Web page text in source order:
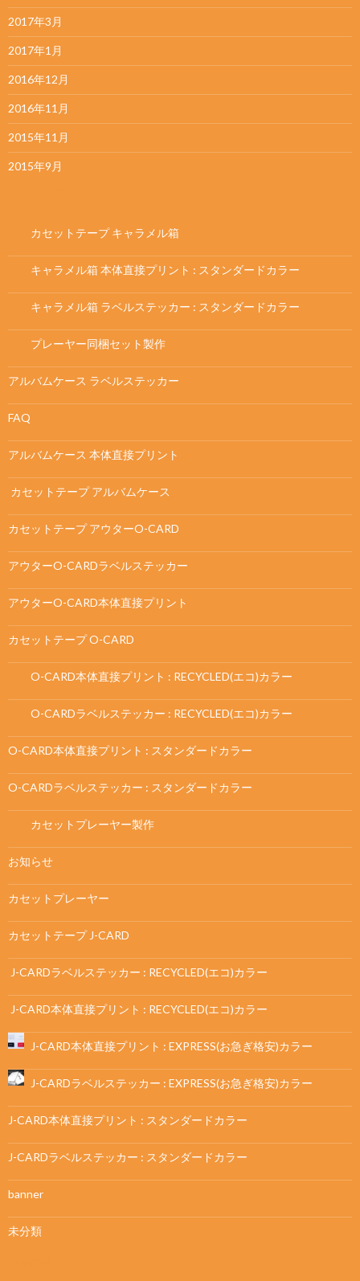
2017年3月
2017年1月
2016年12月
2016年11月
2015年11月
2015年9月
カセットテープ キャラメル箱
キャラメル箱 本体直接プリント : スタンダードカラー
キャラメル箱 ラベルステッカー : スタンダードカラー
プレーヤー同梱セット製作
アルバムケース ラベルステッカー
FAQ
アルバムケース 本体直接プリント
カセットテープ アルバムケース
カセットテープ アウターO-CARD
アウターO-CARDラベルステッカー
アウターO-CARD本体直接プリント
カセットテープ O-CARD
O-CARD本体直接プリント : RECYCLED(エコ)カラー
O-CARDラベルステッカー : RECYCLED(エコ)カラー
O-CARD本体直接プリント : スタンダードカラー
O-CARDラベルステッカー : スタンダードカラー
カセットプレーヤー製作
お知らせ
カセットプレーヤー
カセットテープ J-CARD
J-CARDラベルステッカー : RECYCLED(エコ)カラー
J-CARD本体直接プリント : RECYCLED(エコ)カラー
J-CARD本体直接プリント : EXPRESS(お急ぎ格安)カラー
J-CARDラベルステッカー : EXPRESS(お急ぎ格安)カラー
J-CARD本体直接プリント : スタンダードカラー
J-CARDラベルステッカー : スタンダードカラー
banner
未分類